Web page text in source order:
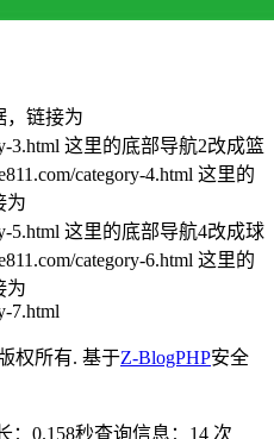
，链接为
3.html 这里的底部导航2改成篮
category-4.html 这里的
为
5.html 这里的底部导航4改成球
category-6.html 这里的
为
7.html
权所有. 基于Z-BlogPHP安全
：0.158秒查询信息：14 次